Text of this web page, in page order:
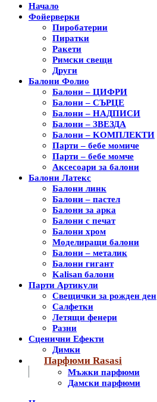
Начало
Фойерверки
Пиробатерии
Пиратки
Ракети
Римски свещи
Други
Балони Фолио
Балони – ЦИФРИ
Балони – СЪРЦЕ
Балони – НАДПИСИ
Балони – ЗВЕЗДА
Балони – KОМПЛЕКТИ
Парти – бебе момиче
Парти – бебе момче
Аксесоари за балони
Балони Латекс
Балони линк
Балони – пастел
Балони за арка
Балони с печат
Балони хром
Моделиращи балони
Балони – металик
Балони гигант
Kalisan балони
Парти Артикули
Свещички за рожден ден
Салфетки
Летящи фенери
Разни
Сценични Ефекти
Димки
Парфюми Rasasi
Мъжки парфюми
Дамски парфюми